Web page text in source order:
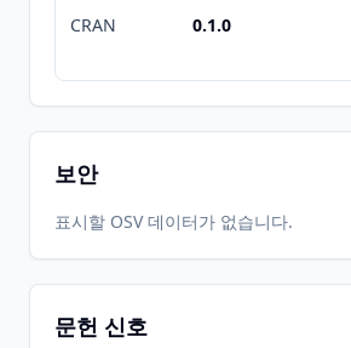
CRAN 0.1.0
보안
표시할 OSV 데이터가 없습니다.
문헌 신호